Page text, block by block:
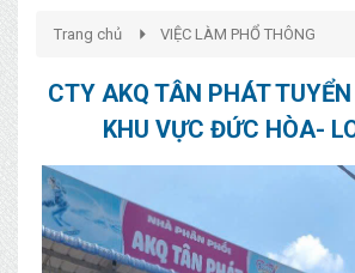
Trang chủ VIỆC LÀM PHỔ THÔNG
CTY AKQ TÂN PHÁT
KHU VỰC ĐỨC HÒA-